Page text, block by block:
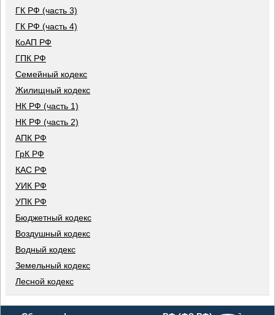
ГК РФ (часть 3)
ГК РФ (часть 4)
КоАП РФ
ГПК РФ
Семейный кодекс
Жилищный кодекс
НК РФ (часть 1)
НК РФ (часть 2)
АПК РФ
ГрК РФ
КАС РФ
УИК РФ
УПК РФ
Бюджетный кодекс
Воздушный кодекс
Водный кодекс
Земельный кодекс
Лесной кодекс